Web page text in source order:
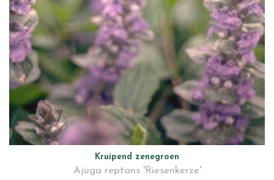
Kruipend zenegroen
Ajuga reptans 'Riesenkerze'